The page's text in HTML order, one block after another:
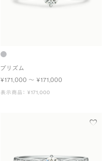
プリズム
¥171,000 〜 ¥171,000
表示商品： ¥171,000